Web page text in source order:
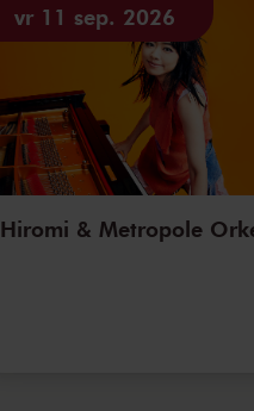
vr 11 sep. 2026
Hiromi & Metropole